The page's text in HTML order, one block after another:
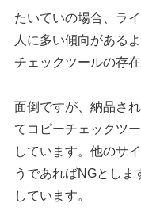
たいていの場合、ラ
人に多い傾向がある
チェックツールの存
面倒ですが、納品さ
てコピーチェックツ
しています。他のサ
うであればNGとしま
しています。